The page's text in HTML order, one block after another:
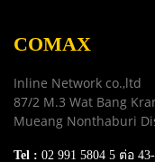
COMAX
Inline Network co.,ltd
87/2 M.3 Wat Bang
Mueang Nonthaburi
Tel : 02 991 5804 5 ต่อ